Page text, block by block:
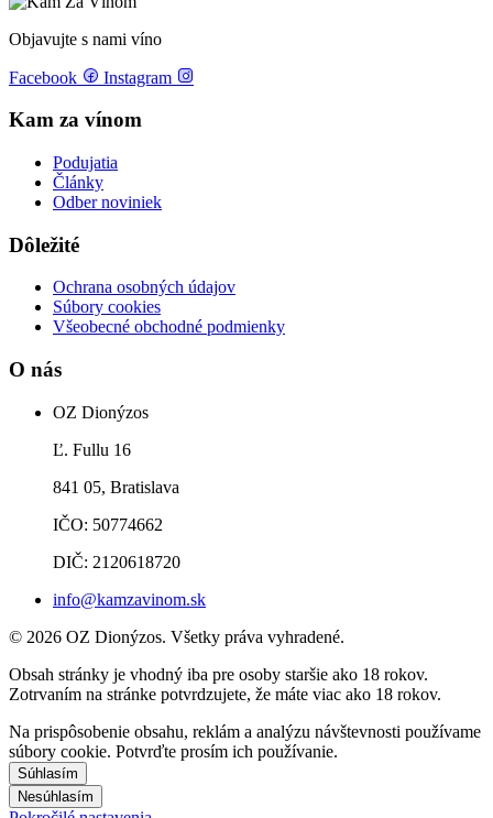
Objavujte s nami víno
Facebook Instagram
Kam za vínom
Podujatia
Články
Odber noviniek
Dôležité
Ochrana osobných údajov
Súbory cookies
Všeobecné obchodné podmienky
O nás
OZ Dionýzos
Ľ. Fullu 16
841 05, Bratislava
IČO: 50774662
DIČ: 2120618720
info@kamzavinom.sk
© 2026 OZ Dionýzos. Všetky práva vyhradené.
Obsah stránky je vhodný iba pre osoby staršie ako 18 rokov.
Zotrvaním na stránke potvrdzujete, že máte viac ako 18 rokov.
Na prispôsobenie obsahu, reklám a analýzu návštevnosti používame
súbory cookie. Potvrďte prosím ich používanie.
Súhlasím
Nesúhlasím